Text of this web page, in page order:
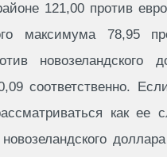
121,00 против
максимума 78,95
новозеландского
соответственно.
как ее